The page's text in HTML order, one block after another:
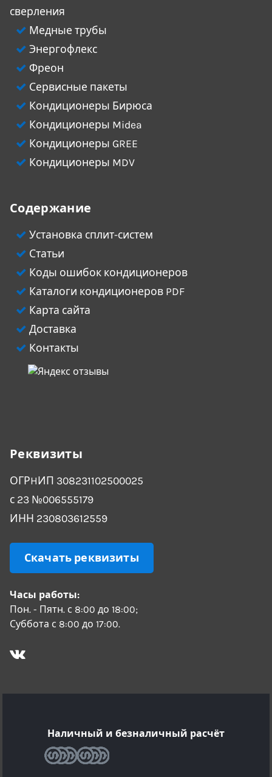
сверления
Медные трубы
Энергофлекс
Фреон
Сервисные пакеты
Кондиционеры Бирюса
Кондиционеры Midea
Кондиционеры GREE
Кондиционеры MDV
Содержание
Установка сплит-систем
Статьи
Коды ошибок кондиционеров
Каталоги кондиционеров PDF
Карта сайта
Доставка
Контакты
Реквизиты
ОГРHИП 308231102500025
с 23 №006555179
ИНН 230803612559
Скачать реквизиты
Часы работы:
Пон. - Пятн. с 8:00 до 18:00;
Суббота с 8:00 до 17:00.
Наличный и безналичный расчёт